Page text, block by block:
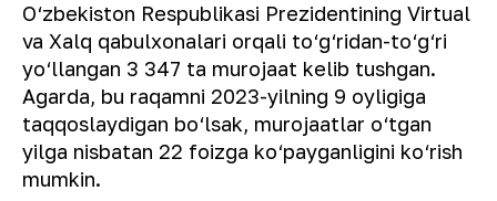
O‘zbekiston Respublikasi Prezidentining Virtual
va Xalq qabulxonalari orqali to‘g‘ridan-to‘g‘ri
yo‘llangan 3 347 ta murojaat kelib tushgan.
Agarda, bu raqamni 2023-yilning 9 oyligiga
taqqoslaydigan bo‘lsak, murojaatlar o‘tgan
yilga nisbatan 22 foizga ko‘payganligini ko‘rish
mumkin.